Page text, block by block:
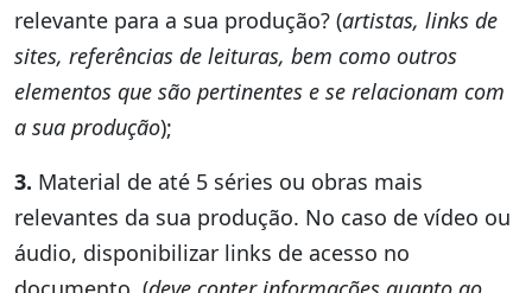
relevante para a sua produção? (artistas, links de
sites, referências de leituras, bem como outros
elementos que são pertinentes e se relacionam com
a sua produção);
3. Material de até 5 séries ou obras mais
relevantes da sua produção. No caso de vídeo ou
áudio, disponibilizar links de acesso no